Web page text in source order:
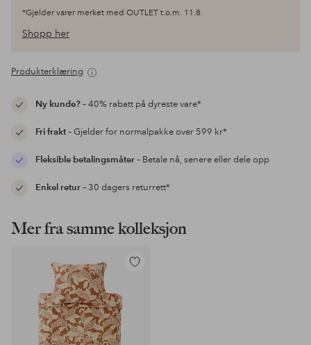
*Gjelder varer merket med OUTLET t.o.m. 11.8.
Shopp her
Produkterklæring
Ny kunde?– 40% rabatt på dyreste vare*
Fri frakt– Gjelder for normalpakke over 599 kr*
Fleksible betalingsmåter– Betale nå, senere eller dele opp
Enkel retur– 30 dagers returrett*
Mer fra samme kolleksjon
Legg